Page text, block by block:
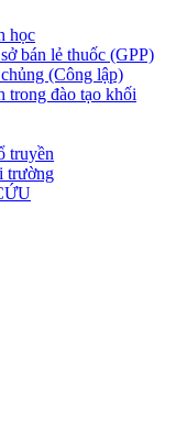
học
bán lẻ thuốc (GPP)
(Công lập)
trong đào tạo khối
truyền
trường